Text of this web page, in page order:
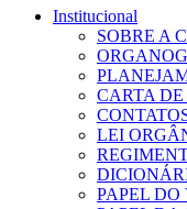
Institucional
SOBRE A
CARTA DE
LEI
PAPEL DO